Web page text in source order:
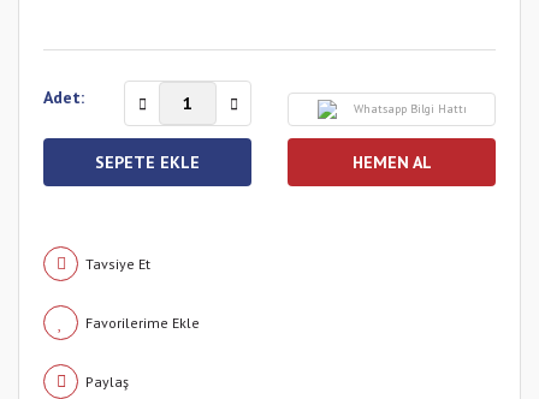
Adet:
Whatsapp Bilgi Hattı
SEPETE EKLE HEMEN AL
Tavsiye Et
Paylaş